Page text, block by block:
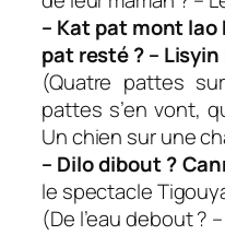
– Kat pat mont
pat resté ? – Lisyin
(Quatre pattes
pattes s’en vont,
Un chien sur une
– Dilo dibout ?
le spectacle
(De l’eau debout ?